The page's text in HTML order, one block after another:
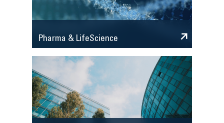
Pharma & LifeScience